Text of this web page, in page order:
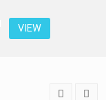
VIEW